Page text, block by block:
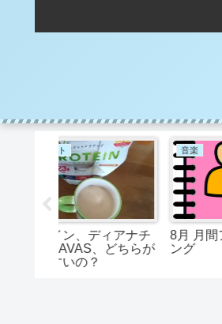
音楽
8月 月間アルバムランキ
ング